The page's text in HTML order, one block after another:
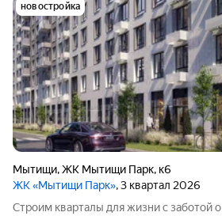
новостройка
Мытищи,ЖК Мытищи Парк, к6
ЖК «Мытищи Парк», 3 квартал 2026
Строим кварталы для жизни с заботой